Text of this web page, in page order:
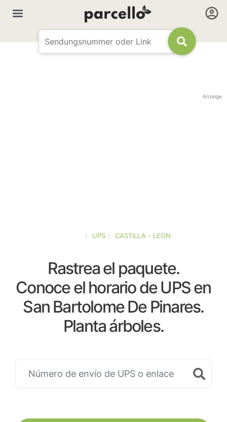
Anzeige
UPS CASTILLA - LEON
Rastrea el paquete.
Conoce el horario de UPS en
San Bartolome De Pinares.
Planta árboles.